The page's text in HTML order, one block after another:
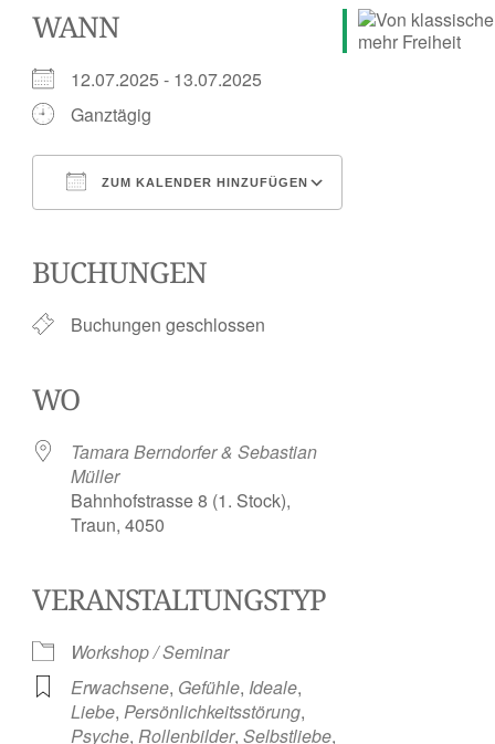
WANN
12.07.2025 - 13.07.2025
Ganztägig
ZUM KALENDER HINZUFÜGEN
BUCHUNGEN
Buchungen geschlossen
WO
Tamara Berndorfer & Sebastian
Müller
Bahnhofstrasse 8 (1. Stock),
Traun, 4050
VERANSTALTUNGSTYP
Workshop / Seminar
Erwachsene, Gefühle, Ideale,
Liebe, Persönlichkeitsstörung,
Psyche, Rollenbilder, Selbstliebe,